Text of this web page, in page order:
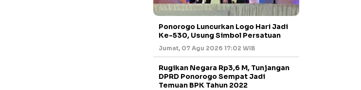
Ponorogo Luncurkan Logo Hari Jadi
Ke-530, Usung Simbol Persatuan
Jumat, 07 Agu 2026 17:02 WIB
Rugikan Negara Rp3,6 M, Tunjangan
DPRD Ponorogo Sempat Jadi
Temuan BPK Tahun 2022